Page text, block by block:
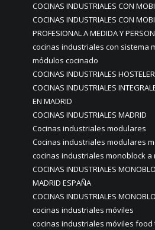
COCINAS INDUSTRIALES CON
COCINAS INDUSTRIALES CON
PROFESIONAL A MEDIDA Y
cocinas industriales con sistema
módulos cocinado
COCINAS INDUSTRIALES
COCINAS INDUSTRIALES
EN MADRID
COCINAS INDUSTRIALES MADRID
Cocinas industriales modulares
Cocinas industriales modulares
cocinas industriales monoblock
COCINAS INDUSTRIALES
MADRID ESPAÑA
COCINAS INDUSTRIALES
cocinas industriales móviles
cocinas industriales móviles food